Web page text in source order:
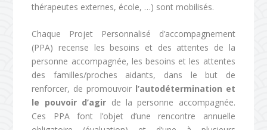
thérapeutes externes, école, …) sont mobilisés.
Chaque Projet Personnalisé d’accompagnement
(PPA) recense les besoins et des attentes de la
personne accompagnée, les besoins et les attentes
des familles/proches aidants, dans le but de
renforcer, de promouvoir l’autodétermination et
le pouvoir d’agir de la personne accompagnée.
Ces PPA font l’objet d’une rencontre annuelle